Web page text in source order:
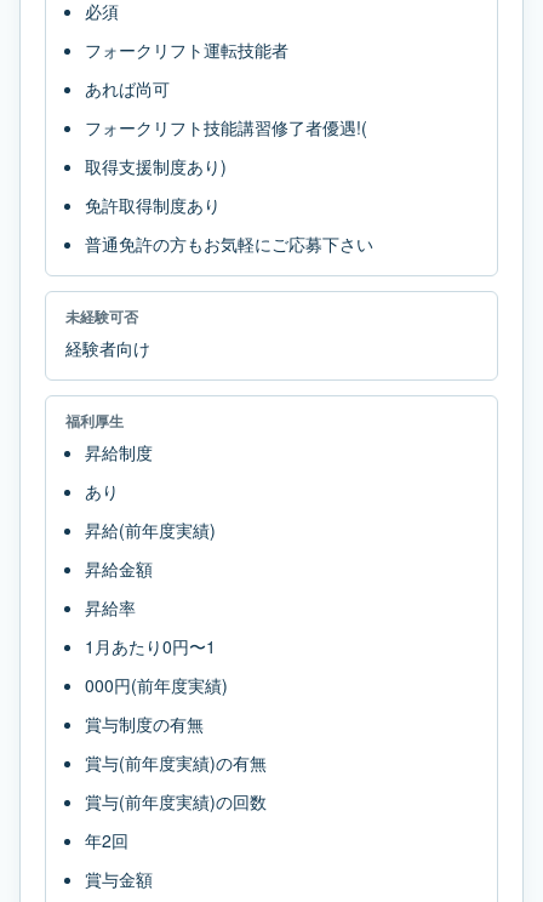
必須
フォークリフト運転技能者
あれば尚可
フォークリフト技能講習修了者優遇!(
取得支援制度あり)
免許取得制度あり
普通免許の方もお気軽にご応募下さい
未経験可否
経験者向け
福利厚生
昇給制度
あり
昇給(前年度実績)
昇給金額
昇給率
1月あたり0円〜1
000円(前年度実績)
賞与制度の有無
賞与(前年度実績)の有無
賞与(前年度実績)の回数
年2回
賞与金額